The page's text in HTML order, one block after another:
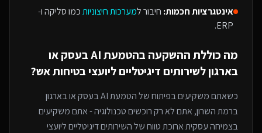
אינטגרציות חכמות: חיבור למערכות חיצוניותכמו סליקה ו-
ERP.
מה כוללת ההשקעה ב
הטמעת AI בעסק או
בארגוןלשירותים דיגיטליים ליועצי בטיחות אש?
כשאתם משקיעים בפיתוח שלהטמעת AI בעסק או בארגון
ברמת השרון, אתם לא רק רוכשים טכנולוגיה - אתם משקיעים
בצמיחה עסקית ארוכת טווח של השירותים דיגיטליים ליועצי